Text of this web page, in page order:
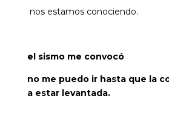
nos estamos conociendo.
el sismo me convocó
no me puedo ir hasta que la
a estar levantada.